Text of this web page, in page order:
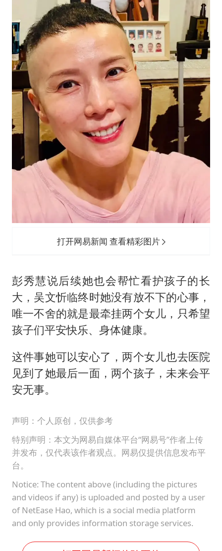
打开网易新闻 查看精彩图片
彭秀慧说后续她也会帮忙看护孩子的长
大，吴文忻临终时她没有放不下的心事，
唯一不舍的就是最牵挂两个女儿，只希望
孩子们平安快乐、身体健康。
这件事她可以安心了，两个女儿也去医院
见到了她最后一面，两个孩子，未来会平
安无事。
声明：个人原创，仅供参考
特别声明：本文为网易自媒体平台“网易号”作者上传
并发布，仅代表该作者观点。网易仅提供信息发布平
台。
Notice: The content above (including the pictures
and videos if any) is uploaded and posted by a user
of NetEase Hao, which is a social media platform
and only provides information storage services.